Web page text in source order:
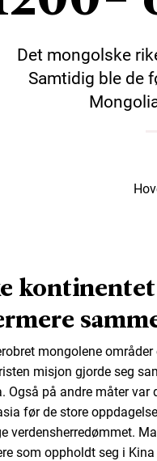
Det mongolske
Samtidig ble de
mongolene områder
misjon gjorde seg
Også på andre måter var
før de store
verdensherredømmet.
som oppholdt seg i